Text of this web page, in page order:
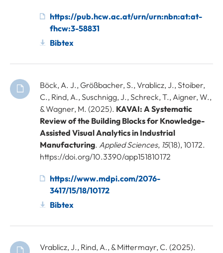
https://pub.hcw.ac.at/urn/urn:nbn:at:at-
fhcw:3-58831
Bibtex
Böck, A. J., Größbacher, S., Vrablicz, J., Stoiber,
C., Rind, A., Suschnigg, J., Schreck, T., Aigner, W.,
& Wagner, M. (2025). KAVAI: A Systematic
Review of the Building Blocks for Knowledge-
Assisted Visual Analytics in Industrial
Manufacturing. Applied Sciences, 15(18), 10172.
https://doi.org/10.3390/app151810172
https://www.mdpi.com/2076-
3417/15/18/10172
Bibtex
Vrablicz, J., Rind, A., & Mittermayr, C. (2025).